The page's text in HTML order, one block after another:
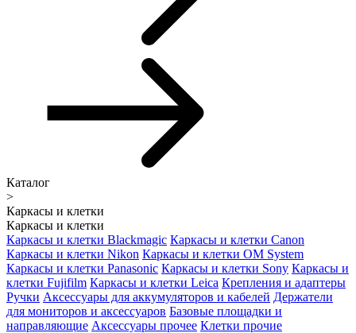
Каталог
>
Каркасы и клетки
Каркасы и клетки
Каркасы и клетки Blackmagic Каркасы и клетки Canon
Каркасы и клетки Nikon Каркасы и клетки OM System
Каркасы и клетки Panasonic Каркасы и клетки Sony Каркасы и
клетки Fujifilm Каркасы и клетки Leica Крепления и адаптеры
Ручки Аксессуары для аккумуляторов и кабелей Держатели
для мониторов и аксессуаров Базовые площадки и
направляющие Аксессуары прочее Клетки прочие